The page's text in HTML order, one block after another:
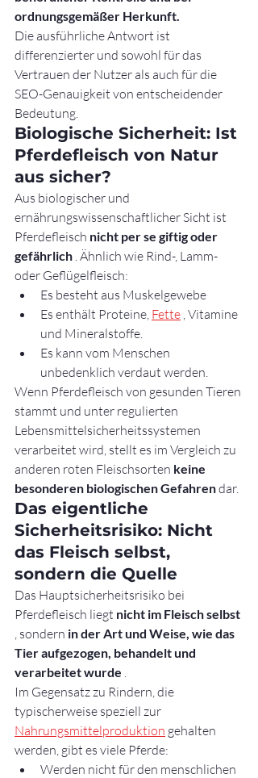
ordnungsgemäßer Herkunft.
Die ausführliche Antwort ist
differenzierter und sowohl für das
Vertrauen der Nutzer als auch für die
SEO-Genauigkeit von entscheidender
Bedeutung.
Biologische Sicherheit: Ist
Pferdefleisch von Natur
aus sicher?
Aus biologischer und
ernährungswissenschaftlicher Sicht ist
Pferdefleisch nicht per se giftig oder
gefährlich . Ähnlich wie Rind-, Lamm-
oder Geflügelfleisch:
Es besteht aus Muskelgewebe
Es enthält Proteine, Fette , Vitamine
und Mineralstoffe.
Es kann vom Menschen
unbedenklich verdaut werden.
Wenn Pferdefleisch von gesunden Tieren
stammt und unter regulierten
Lebensmittelsicherheitssystemen
verarbeitet wird, stellt es im Vergleich zu
anderen roten Fleischsorten keine
besonderen biologischen Gefahren dar.
Das eigentliche
Sicherheitsrisiko: Nicht
das Fleisch selbst,
sondern die Quelle
Das Hauptsicherheitsrisiko bei
Pferdefleisch liegt nicht im Fleisch selbst
, sondern in der Art und Weise, wie das
Tier aufgezogen, behandelt und
verarbeitet wurde
Im Gegensatz zu Rindern, die
typischerweise speziell zur
Nahrungsmittelproduktion gehalten
werden, gibt es viele Pferde:
Werden nicht für den menschlichen